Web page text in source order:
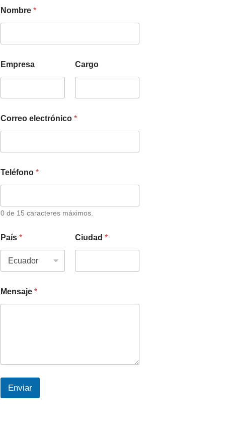
Nombre *
Empresa Cargo
Correo electrónico *
Teléfono *
0 de 15 caracteres máximos.
País * Ciudad *
Mensaje *
Enviar